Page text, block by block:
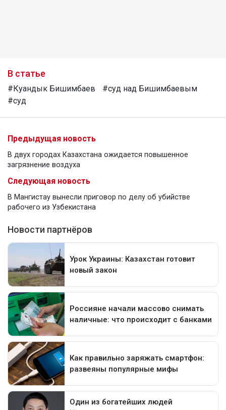
В статье
#Куандык Бишимбаев
#суд над Бишимбаевым
#суд
Предыдущая новость
В двух городах Казахстана ожидается повышенное
загрязнение воздуха
Следующая новость
В Мангистау вынесли приговор по делу об убийстве
рабочего из Узбекистана